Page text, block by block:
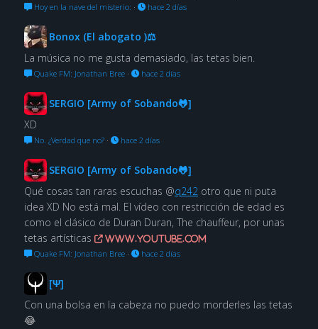
Hoy en la nave del misterio: · hace 2 días
Bonox (El abogato )⚖
La música no me gusta demasiado, las tetas bien.
Quake FM: Jonathan Bree· hace 2 días
SERGIO [Army of Sobando🐸]
XD
No. ¿Verdad que no?· hace 2 días
SERGIO [Army of Sobando🐸]
Qué cosas tan raras escuchas @q242 otro que ni puta
idea XD No está mal. El vídeo con restricción de edad es
como el clásico de Duran Duran, The chauffeur, por unas
tetas artísticas
www.youtube.com
Quake FM: Jonathan Bree· hace 2 días
[Ψ]
Con una bolsa en la cabeza no puedo morderles las tetas
😂